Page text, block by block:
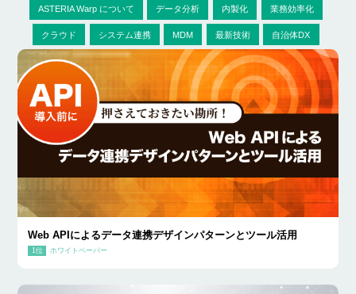
ASTERIA Warp について データ分析 内製化 業務効率化
クラウド システム連携 MDM 最新技術 自治体DX
Web APIによるデータ連携デザインパターンとツール活用
ホワイトペーパー